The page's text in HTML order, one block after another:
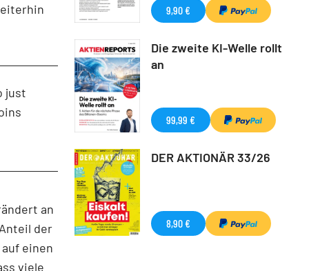
just
an
der
einen
viele
9,90 €
Die zweite KI-Welle rollt
an
99,99 €
DER AKTIONÄR 33/26
8,90 €